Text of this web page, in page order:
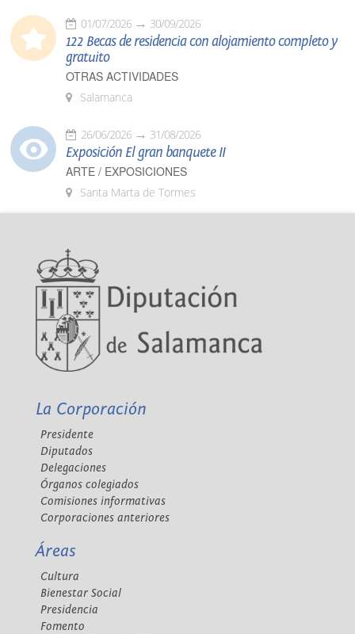
01/07/2026 30/09/2026
122 Becas de residencia con alojamiento completo y
gratuito
OTRAS ACTIVIDADES
Salamanca
26/06/2026 31/08/2026
Exposición El gran banquete II
ARTE / EXPOSICIONES
Santa Marta de Tormes
La Corporación
Presidente
Diputados
Delegaciones
Órganos colegiados
Comisiones informativas
Corporaciones anteriores
Áreas
Cultura
Bienestar Social
Presidencia
Fomento